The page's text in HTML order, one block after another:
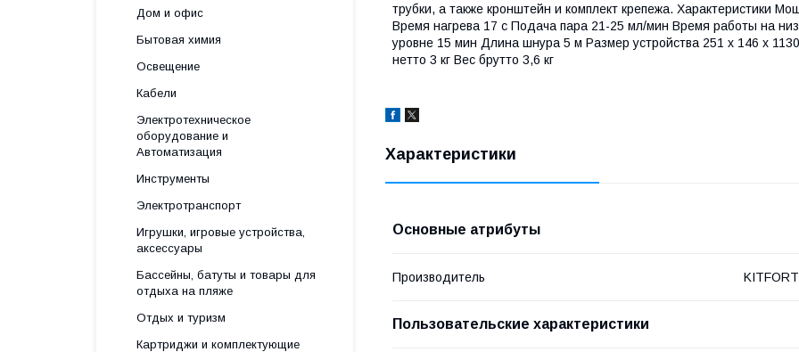
трубки, а также кронштейн и комплект крепежа. Характеристики
Время нагрева 17 с Подача пара 21-25 мл/мин Время работы на
уровне 15 мин Длина шнура 5 м Размер устройства 251 х 146 х
нетто 3 кг Вес брутто 3,6 кг
Характеристики
Основные атрибуты
Производитель KITFORT
Пользовательские характеристики
Дом и офис
Бытовая химия
Освещение
Кабели
Электротехническое
оборудование и
Автоматизация
Инструменты
Электротранспорт
Игрушки, игровые устройства,
аксессуары
Бассейны, батуты и товары для
отдыха на пляже
Отдых и туризм
Картриджи и комплектующие